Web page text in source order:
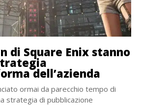
di Square Enix stanno
dell’azienda
ormai da parecchio tempo di
strategia di pubblicazione